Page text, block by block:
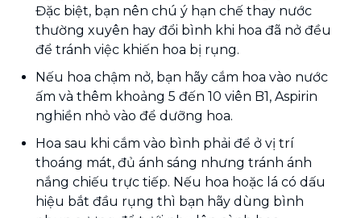
Đặc biệt, bạn nên chú ý hạn chế thay nước
thường xuyên hay đổi bình khi hoa đã nở đều
để tránh việc khiến hoa bị rụng.
Nếu hoa chậm nở, bạn hãy cắm hoa vào nước
ấm và thêm khoảng 5 đến 10 viên B1, Aspirin
nghiền nhỏ vào để dưỡng hoa.
Hoa sau khi cắm vào bình phải để ở vị trí
thoáng mát, đủ ánh sáng nhưng tránh ánh
nắng chiếu trực tiếp. Nếu hoa hoặc lá có dấu
hiệu bắt đầu rụng thì bạn hãy dùng bình